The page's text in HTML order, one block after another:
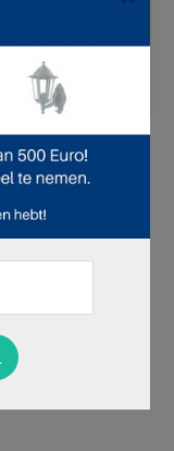
folder, geldig van